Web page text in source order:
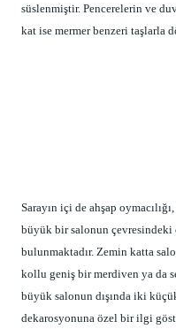
süslenmiştir. Pencerelerin ve
kat ise mermer benzeri taşlarla
Sarayın içi de ahşap
büyük bir salonun çevresindeki
bulunmaktadır. Zemin katta
kollu geniş bir merdiven ya da
büyük salonun dışında iki
dekarosyonuna özel bir ilgi